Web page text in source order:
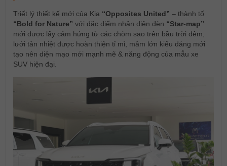
Triết lý thiết kế mới của Kia “Opposites United” – thành tố
“Bold for Nature” với đặc điểm nhận diện đèn “Star-map”
mới được lấy cảm hứng từ các chòm sao trên bầu trời đêm,
lưới tản nhiệt được hoàn thiện tỉ mỉ, mâm lớn kiểu dáng mới
tạo nên diện mạo mới mạnh mẽ & năng động của mẫu xe
SUV hiện đại.​